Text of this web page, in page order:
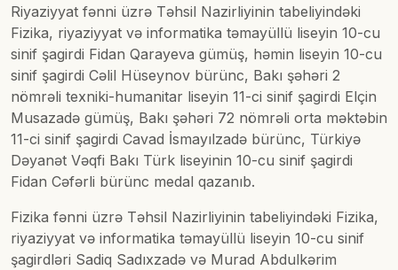
Riyaziyyat fənni üzrə Təhsil Nazirliyinin tabeliyindəki
Fizika, riyaziyyat və informatika təmayüllü liseyin 10-cu
sinif şagirdi Fidan Qarayeva gümüş, həmin liseyin 10-cu
sinif şagirdi Cəlil Hüseynov bürünc, Bakı şəhəri 2
nömrəli texniki-humanitar liseyin 11-ci sinif şagirdi Elçin
Musazadə gümüş, Bakı şəhəri 72 nömrəli orta məktəbin
11-ci sinif şagirdi Cavad İsmayılzadə bürünc, Türkiyə
Dəyanət Vəqfi Bakı Türk liseyinin 10-cu sinif şagirdi
Fidan Cəfərli bürünc medal qazanıb.
Fizika fənni üzrə Təhsil Nazirliyinin tabeliyindəki Fizika,
riyaziyyat və informatika təmayüllü liseyin 10-cu sinif
şagirdləri Sadiq Sadıxzadə və Murad Abdulkərim